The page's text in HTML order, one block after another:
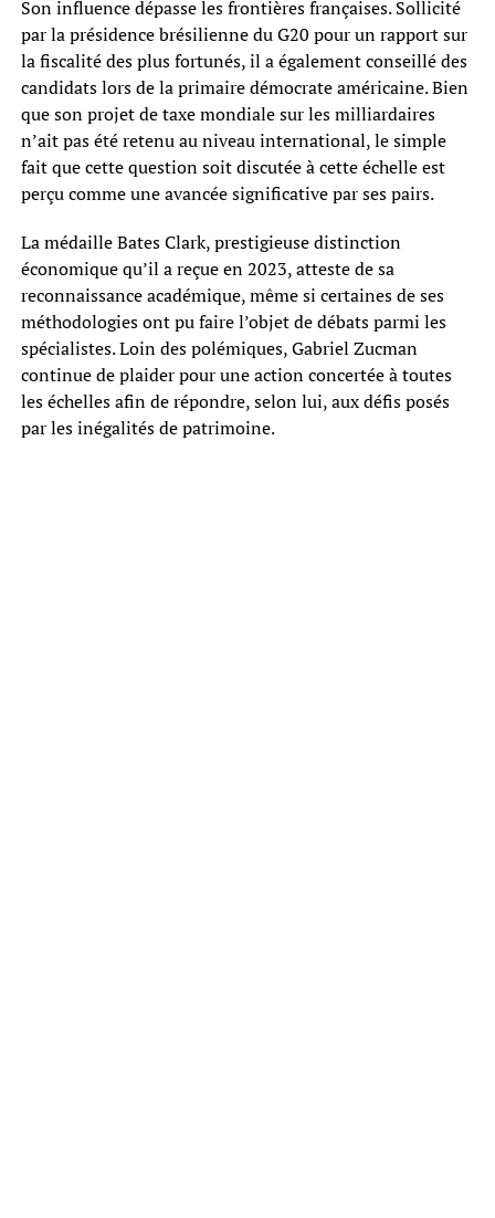
Son influence dépasse les frontières françaises. Sollicité
par la présidence brésilienne du G20 pour un rapport sur
la fiscalité des plus fortunés, il a également conseillé des
candidats lors de la primaire démocrate américaine. Bien
que son projet de taxe mondiale sur les milliardaires
n’ait pas été retenu au niveau international, le simple
fait que cette question soit discutée à cette échelle est
perçu comme une avancée significative par ses pairs.
La médaille Bates Clark, prestigieuse distinction
économique qu’il a reçue en 2023, atteste de sa
reconnaissance académique, même si certaines de ses
méthodologies ont pu faire l’objet de débats parmi les
spécialistes. Loin des polémiques, Gabriel Zucman
continue de plaider pour une action concertée à toutes
les échelles afin de répondre, selon lui, aux défis posés
par les inégalités de patrimoine.